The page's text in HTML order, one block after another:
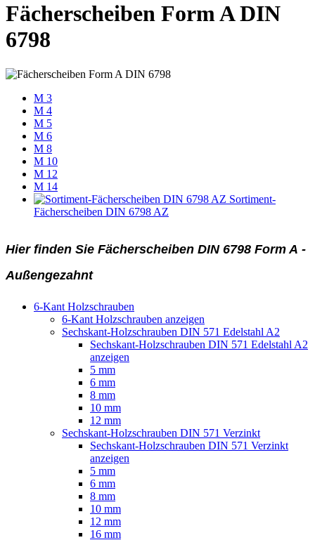
Fächerscheiben Form A DIN
6798
M 3
M 4
M 5
M 6
M 8
M 10
M 12
M 14
Sortiment-
Fächerscheiben DIN 6798 AZ
Hier finden Sie Fächerscheiben DIN 6798 Form A -
Außengezahnt
6-Kant Holzschrauben
6-Kant Holzschrauben anzeigen
Sechskant-Holzschrauben DIN 571 Edelstahl A2
Sechskant-Holzschrauben DIN 571 Edelstahl A2
anzeigen
5 mm
6 mm
8 mm
10 mm
12 mm
Sechskant-Holzschrauben DIN 571 Verzinkt
Sechskant-Holzschrauben DIN 571 Verzinkt
anzeigen
5 mm
6 mm
8 mm
10 mm
12 mm
16 mm